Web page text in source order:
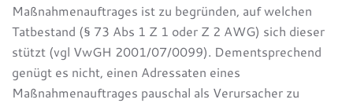
Maßnahmenauftrages ist zu begründen, auf welchen
Tatbestand (§ 73 Abs 1 Z 1 oder Z 2 AWG) sich dieser
stützt (vgl VwGH 2001/07/0099). Dementsprechend
genügt es nicht, einen Adressaten eines
Maßnahmenauftrages pauschal als Verursacher zu